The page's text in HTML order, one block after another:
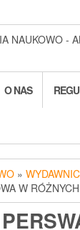
NAUKOWO -
O NAS
»
W